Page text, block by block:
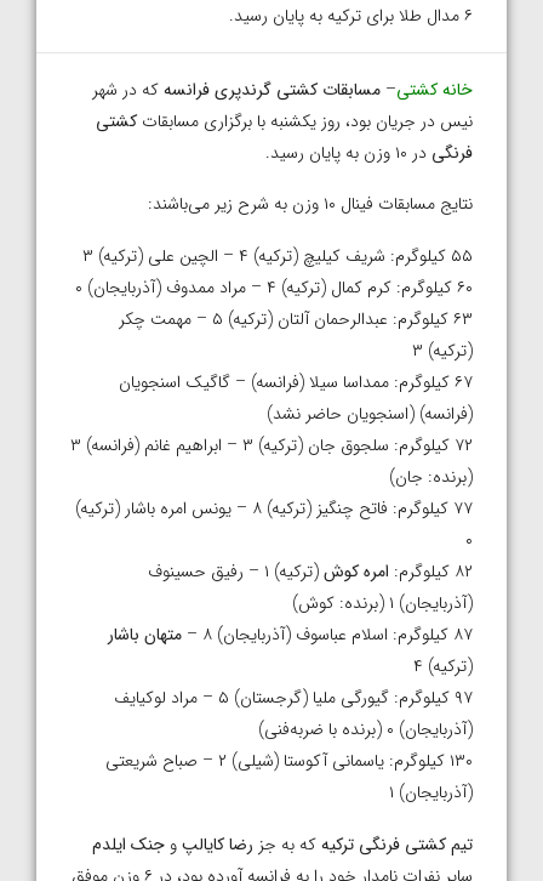
۶ مدال طلا برای ترکیه به پایان رسید.
خانه کشتی– مسابقات کشتی گرندپری فرانسهکه در شهر
نیس در جریان بود، روز یکشنبه با برگزاری مسابقات کشتی
فرنگی در ۱۰ وزن به پایان رسید.
نتایج مسابقات فینال ۱۰ وزن به شرح زیر می‌باشند:
۵۵ کیلوگرم: شریف کیلیچ (ترکیه) ۴ – الچین علی (ترکیه) ۳
۶۰ کیلوگرم: کرم کمال (ترکیه) ۴ – مراد ممدوف (آذربایجان) ۰
۶۳ کیلوگرم: عبدالرحمان آلتان (ترکیه) ۵ – مهمت چکر
(ترکیه) ۳
۶۷ کیلوگرم: ممداسا سیلا (فرانسه) – گاگیک اسنجویان
(فرانسه) (اسنجویان حاضر نشد)
۷۲ کیلوگرم: سلجوق جان (ترکیه) ۳ – ابراهیم غانم (فرانسه) ۳
(برنده: جان)
۷۷ کیلوگرم: فاتح چنگیز (ترکیه) ۸ – یونس امره باشار (ترکیه)
۰
۸۲ کیلوگرم:
امره کوش
(ترکیه) ۱ – رفیق حسینوف
(آذربایجان) ۱ (برنده: کوش)
۸۷ کیلوگرم: اسلام عباسوف (آذربایجان) ۸ –
متهان باشار
(ترکیه) ۴
۹۷ کیلوگرم: گیورگی ملیا (گرجستان) ۵ – مراد لوکیایف
(آذربایجان) ۰ (برنده با ضربه‌فنی)
۱۳۰ کیلوگرم: یاسمانی آکوستا (شیلی) ۲ – صباح شریعتی
(آذربایجان) ۱
تیم کشتی فرنگی ترکیهکه به جز رضا کایالپو جنک ایلدم